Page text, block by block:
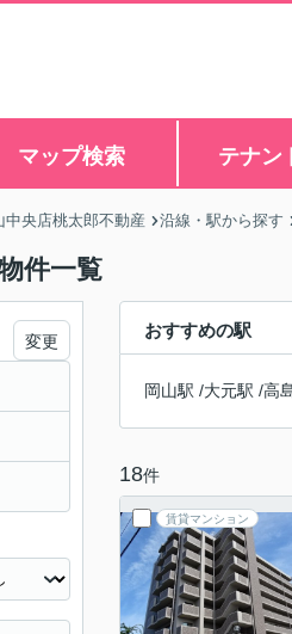
マップ検索 テナン
中央店桃太郎不動産 沿線・駅から探す
件一覧
おすすめの駅
岡山駅 /大元駅 /高
18件
賃貸マンション
変更